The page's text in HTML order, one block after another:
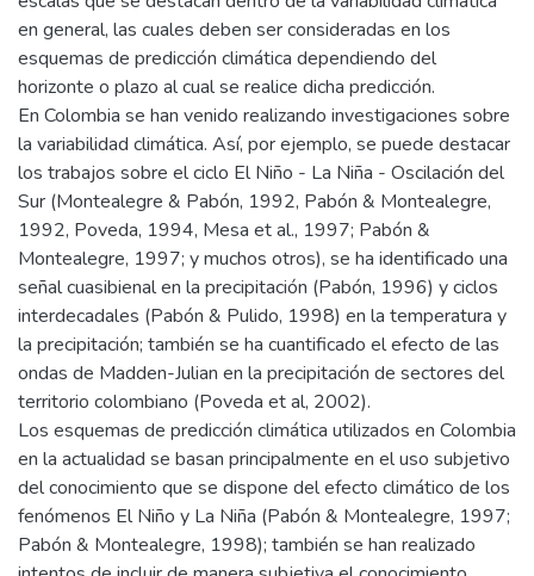
en general, las cuales deben ser consideradas en los
esquemas de predicción climática dependiendo del
horizonte o plazo al cual se realice dicha predicción.
En Colombia se han venido realizando investigaciones sobre
la variabilidad climática. Así, por ejemplo, se puede destacar
los trabajos sobre el ciclo El Niño - La Niña - Oscilación del
Sur (Montealegre & Pabón, 1992, Pabón & Montealegre,
1992, Poveda, 1994, Mesa et al., 1997; Pabón &
Montealegre, 1997; y muchos otros), se ha identificado una
señal cuasibienal en la precipitación (Pabón, 1996) y ciclos
interdecadales (Pabón & Pulido, 1998) en la temperatura y
la precipitación; también se ha cuantificado el efecto de las
ondas de Madden-Julian en la precipitación de sectores del
territorio colombiano (Poveda et al, 2002).
Los esquemas de predicción climática utilizados en Colombia
en la actualidad se basan principalmente en el uso subjetivo
del conocimiento que se dispone del efecto climático de los
fenómenos El Niño y La Niña (Pabón & Montealegre, 1997;
Pabón & Montealegre, 1998); también se han realizado